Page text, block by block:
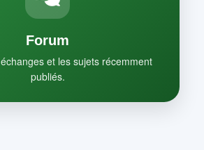
Forum
et les sujets récemment
publiés.